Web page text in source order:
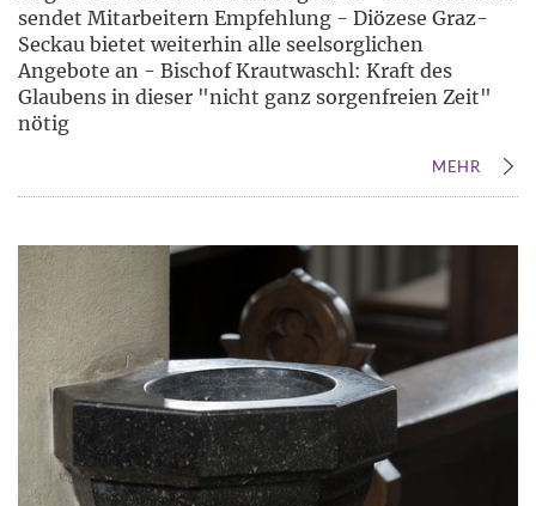
sendet Mitarbeitern Empfehlung - Diözese Graz-
Seckau bietet weiterhin alle seelsorglichen
Angebote an - Bischof Krautwaschl: Kraft des
Glaubens in dieser "nicht ganz sorgenfreien Zeit"
nötig
MEHR